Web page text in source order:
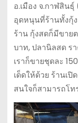
อ.เมือง จ.กาฬสิน
อุดหนุนที่ร้านทั้งกุ้ง
ร้าน กุ้งสดก็มีขาย
บาท, ปลานิลสด ร
เราก็ขายชุดละ
เด็ดให้ด้วย ร้านเ
สนใจก็สามารถโท